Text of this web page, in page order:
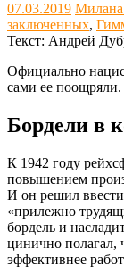
07.03.2019 Милана
заключенных,
Текст: Андрей
Официально
сами ее поощряли.
Бордели в
К 1942 году
повышением
И он решил ввести
«прилежно
бордель и
цинично полагал,
эффективнее